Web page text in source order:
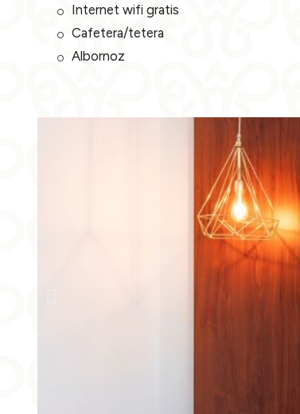
Internet wifi gratis
Cafetera/tetera
Albornoz